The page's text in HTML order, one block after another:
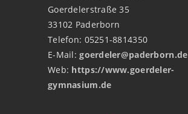
Goerdelerstraße 35
33102 Paderborn
Telefon: 05251-8814350
E-Mail:goerdeler@paderborn.de
Web: https://www.goerdeler-
gymnasium.de